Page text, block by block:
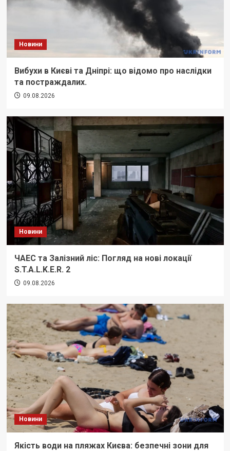
Новини
Вибухи в Києві та Дніпрі: що відомо про наслідки
та постраждалих.
09.08.2026
Новини
ЧАЕС та Залізний ліс: Погляд на нові локації
S.T.A.L.K.E.R. 2
09.08.2026
Новини
Якість води на пляжах Києва: безпечні зони для